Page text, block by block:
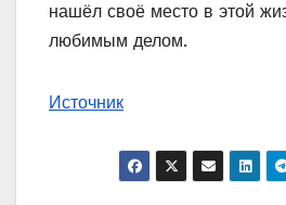
нашёл своё место в этой
любимым делом.
Источник